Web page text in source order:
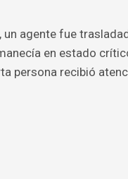
agente fue
en estado
persona recibió